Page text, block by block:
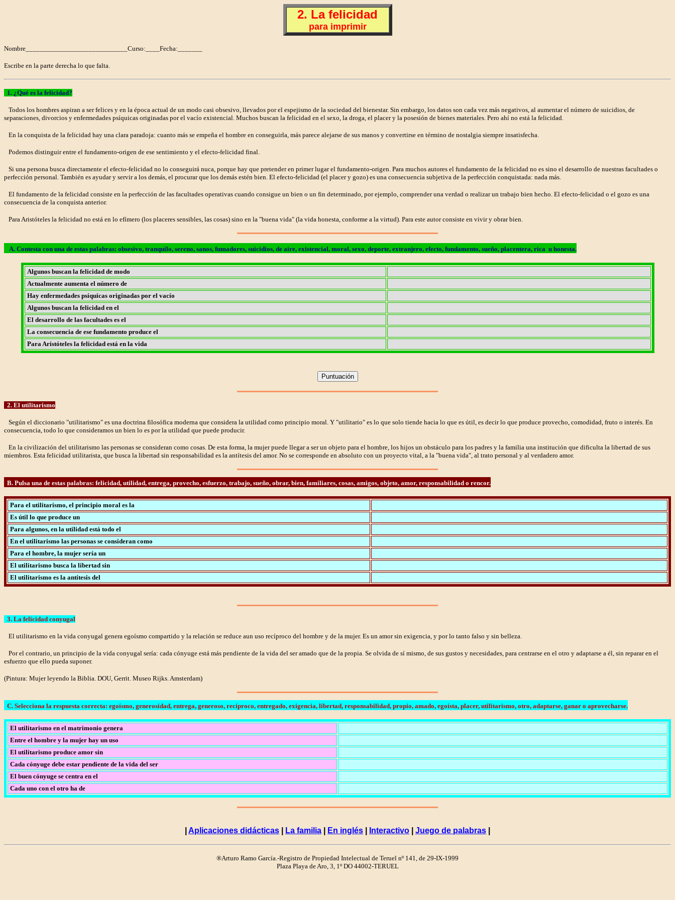
2. La felicidad
para imprimir
Nombre_____________________________Curso:____Fecha:_______
Escribe en la parte derecha lo que falta.
1. ¿Qué es la felicidad?
Todos los hombres aspiran a ser felices y en la época actual de un modo casi obsesivo, llevados por el espejismo de la sociedad del bienestar. Sin embargo, los datos son cada vez más negativos, al aumentar el número de suicidios, de
separaciones, divorcios y enfermedades psíquicas originadas por el vacío existencial. Muchos buscan la felicidad en el sexo, la droga, el placer y la posesión de bienes materiales. Pero ahí no está la felicidad.
En la conquista de la felicidad hay una clara paradoja: cuanto más se empeña el hombre en conseguirla, más parece alejarse de sus manos y convertirse en término de nostalgia siempre insatisfecha.
Podemos distinguir entre el fundamento-origen de ese sentimiento y el efecto-felicidad final.
Si una persona busca directamente el efecto-felicidad no lo conseguirá nuca, porque hay que pretender en primer lugar el fundamento-origen. Para muchos autores el fundamento de la felicidad no es sino el desarrollo de nuestras facultades o
perfección personal. También es ayudar y servir a los demás, el procurar que los demás estén bien. El efecto-felicidad (el placer y gozo) es una consecuencia subjetiva de la perfección conquistada: nada más.
El fundamento de la felicidad consiste en la perfección de las facultades operativas cuando consigue un bien o un fin determinado, por ejemplo, comprender una verdad o realizar un trabajo bien hecho. El efecto-felicidad o el gozo es una
consecuencia de la conquista anterior.
Para Aristóteles la felicidad no está en lo efímero (los placeres sensibles, las cosas) sino en la "buena vida" (la vida honesta, conforme a la virtud). Para este autor consiste en vivir y obrar bien.
A. Contesta con una de estas palabras: obsesivo, tranquilo, sereno, sanos, fumadores, suicidios, de aire, existencial, moral, sexo, deporte, extranjero, efecto, fundamento, sueño, placentera, rica u honesta.
Algunos buscan la felicidad de modo
Actualmente aumenta el número de
Hay enfermedades psíquicas originadas por el vacío
Algunos buscan la felicidad en el
El desarrollo de las facultades es el
La consecuencia de ese fundamento produce el
Para Aristóteles la felicidad está en la vida
2. El utilitarismo
Según el diccionario "utilitarismo" es una doctrina filosófica moderna que considera la utilidad como principio moral. Y "utilitario" es lo que solo tiende hacia lo que es útil, es decir lo que produce provecho, comodidad, fruto o interés. En
consecuencia, todo lo que consideramos un bien lo es por la utilidad que puede producir.
En la civilización del utilitarismo las personas se consideran como cosas. De esta forma, la mujer puede llegar a ser un objeto para el hombre, los hijos un obstáculo para los padres y la familia una institución que dificulta la libertad de sus
miembros. Esta felicidad utilitarista, que busca la libertad sin responsabilidad es la antítesis del amor. No se corresponde en absoluto con un proyecto vital, a la "buena vida", al trato personal y al verdadero amor.
B. Pulsa una de estas palabras: felicidad, utilidad, entrega, provecho, esfuerzo, trabajo, sueño, obrar, bien, familiares, cosas, amigos, objeto, amor, responsabilidad o rencor.
Para el utilitarismo, el principio moral es la
Es útil lo que produce un
Para algunos, en la utilidad está todo el
En el utilitarismo las personas se consideran como
Para el hombre, la mujer sería un
El utilitarismo busca la libertad sin
El utilitarismo es la antítesis del
3. La felicidad conyugal
El utilitarismo en la vida conyugal genera egoísmo compartido y la relación se reduce aun uso recíproco del hombre y de la mujer. Es un amor sin exigencia, y por lo tanto falso y sin belleza.
Por el contrario, un principio de la vida conyugal sería: cada cónyuge está más pendiente de la vida del ser amado que de la propia. Se olvida de sí mismo, de sus gustos y necesidades, para centrarse en el otro y adaptarse a él, sin reparar en el
esfuerzo que ello pueda suponer.
(Pintura: Mujer leyendo la Biblia. DOU, Gerrit. Museo Rijks. Amsterdam)
C. Selecciona la respuesta correcta: egoísmo, generosidad, entrega, generoso, recíproco, entregado, exigencia, libertad, responsabilidad, propio, amado, egoísta, placer, utilitarismo, otro, adaptarse, ganar o aprovecharse.
El utilitarismo en el matrimonio genera
Entre el hombre y la mujer hay un uso
El utilitarismo produce amor sin
Cada cónyuge debe estar pendiente de la vida del ser
El buen cónyuge se centra en el
Cada uno con el otro ha de
Aplicaciones didácticas La familia En inglés Interactivo Juego de palabras
®Arturo Ramo García.-Registro de Propiedad Intelectual de Teruel nº 141, de 29-IX-1999
Plaza Playa de Aro, 3, 1º DO 44002-TERUEL